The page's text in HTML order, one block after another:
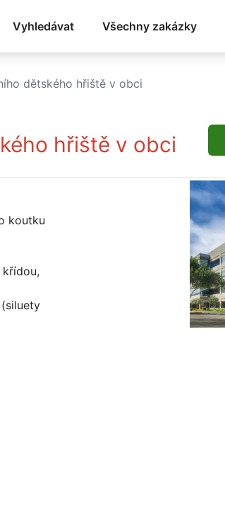
Vyhledávat Všechny zakázky
dětského hřiště v obci
hřiště v obci
koutku